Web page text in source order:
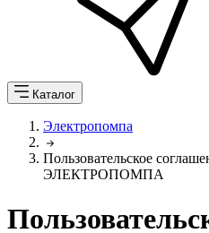
Каталог
Электропомпа
Пользовательское
ЭЛЕКТРОПОМПА